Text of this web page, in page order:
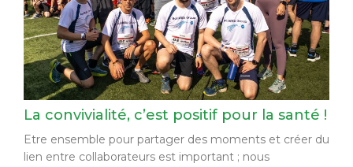
La convivialité, c’est positif pour la santé !
Etre ensemble pour partager des moments et créer du
lien entre collaborateurs est important ; nous